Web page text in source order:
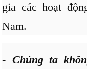
gia các hoạt
Nam.
- Chúng ta